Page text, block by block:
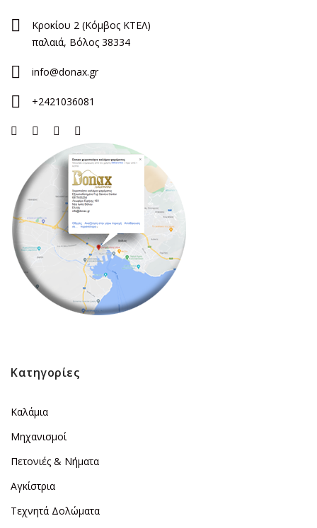
Κροκίου 2 (Κόμβος ΚΤΕΛ)
παλαιά, Βόλος 38334
info@donax.gr
+2421036081
Κατηγορίες
Καλάμια
Μηχανισμοί
Πετονιές & Νήματα
Αγκίστρια
Τεχνητά Δολώματα